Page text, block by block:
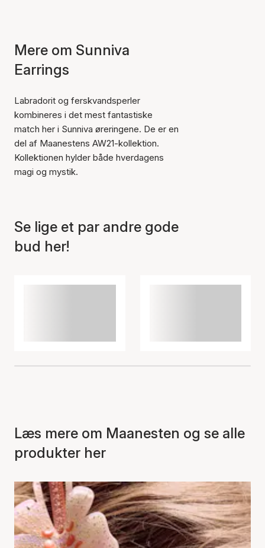
Varen er tilføjet til kurven
Mere om Sunniva
Earrings
Labradorit og ferskvandsperler
kombineres i det mest fantastiske
match her i Sunniva øreringene. De er en
del af Maanestens AW21-kollektion.
Kollektionen hylder både hverdagens
magi og mystik.
Se lige et par andre gode
bud her!
Læs mere om Maanesten og se alle
produkter her